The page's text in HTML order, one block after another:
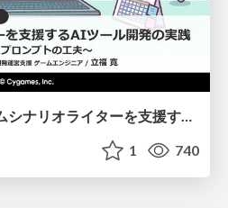
【CEDEC2026】ゲームシナリオライターを支援するAIツール開発の実践 ― 設計とプロンプトの工夫 ―
1 740